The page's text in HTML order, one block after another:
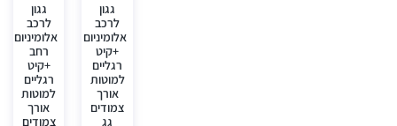
גגון
לרכב
אלומיניום
+קיט
רגליים
למוטות
אורך
צמודים
גג
גגון
לרכב
אלומיניום
רחב
+קיט
רגליים
למוטות
אורך
צמודים